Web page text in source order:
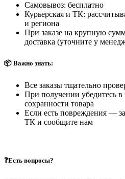
Самовывоз: бесплатно
Курьерская и ТК:
и региона
При заказе на крупную
доставка (уточните у
📦 Важно знать:
Все заказы тщательно
При получении убедитесь в
сохранности товара
Если есть повреждения —
ТК и сообщите нам
❓Есть вопросы?